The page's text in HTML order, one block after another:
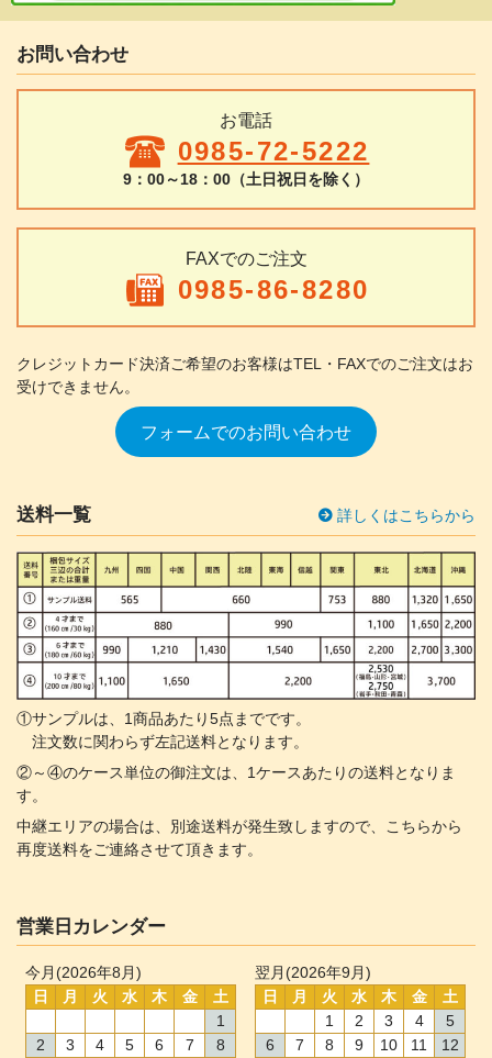
お問い合わせ
お電話
0985-72-5222
9：00～18：00（土日祝日を除く）
FAXでのご注文
0985-86-8280
クレジットカード決済ご希望のお客様はTEL・FAXでのご注文はお
受けできません。
フォームでのお問い合わせ
送料一覧 詳しくはこちらから
①サンプルは、1商品あたり5点までです。
注文数に関わらず左記送料となります。
②～④のケース単位の御注文は、1ケースあたりの送料となりま
す。
中継エリアの場合は、別途送料が発生致しますので、こちらから
再度送料をご連絡させて頂きます。
営業日カレンダー
今月(2026年8月)
日
月 火 水 木 金
土
1
2
3 4 5 6 7
8
翌月(2026年9月)
日
月 火 水 木 金
土
1
2 3 4
5
6
7 8 9 10 11
12